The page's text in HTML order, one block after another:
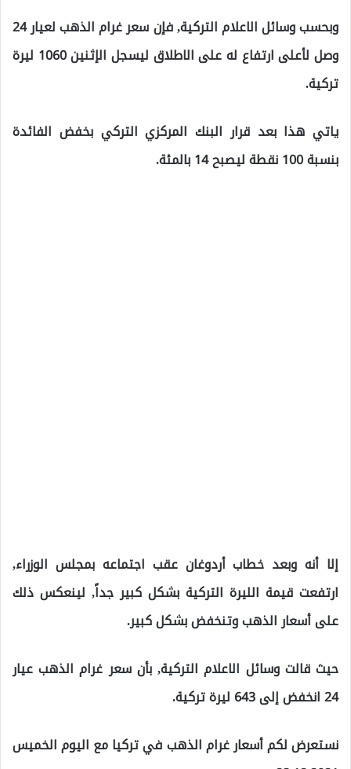
وبحسب وسائل الاعلام التركية, فإن سعر غرام الذهب لعيار 24
وصل لأعلى ارتفاع له على الاطلاق ليسجل الإثنين 1060 ليرة
تركية.
ياتي هذا بعد قرار البنك المركزي التركي بخفض الفائدة
بنسبة 100 نقطة ليصبح 14 بالمئة.
إلا أنه وبعد خطاب أردوغان عقب اجتماعه بمجلس الوزراء,
ارتفعت قيمة الليرة التركية بشكل كبير جداً, لينعكس ذلك
على أسعار الذهب وتنخفض بشكل كبير.
حيث قالت وسائل الاعلام التركية, بأن سعر غرام الذهب عيار
24 انخفض إلى 643 ليرة تركية.
نستعرض لكم أسعار غرام الذهب في تركيا مع اليوم الخميس